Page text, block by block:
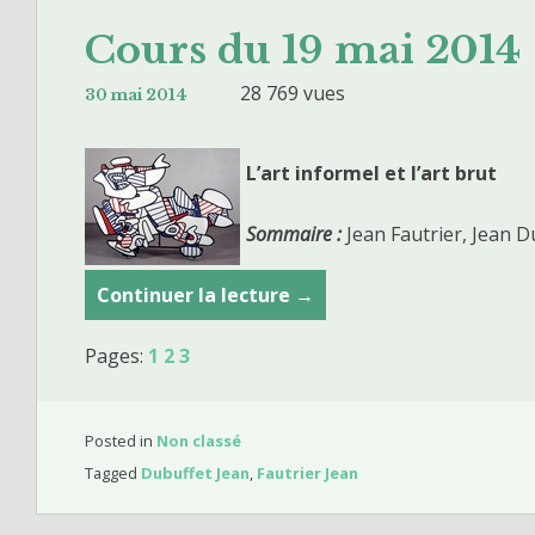
Cours du 19 mai 2014
30 mai 2014 28 769 vues
L’art informel et l’art brut
Sommaire :Jean Fautrier, Jean
Continuer la lecture C
o
1
→
Pages: 1 23
Posted in Non classé
Tagged Dubuffet Jean, Fautrier Jean